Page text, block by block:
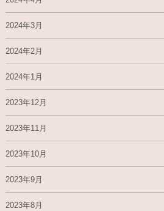
2024年3月
2024年2月
2024年1月
2023年12月
2023年11月
2023年10月
2023年9月
2023年8月